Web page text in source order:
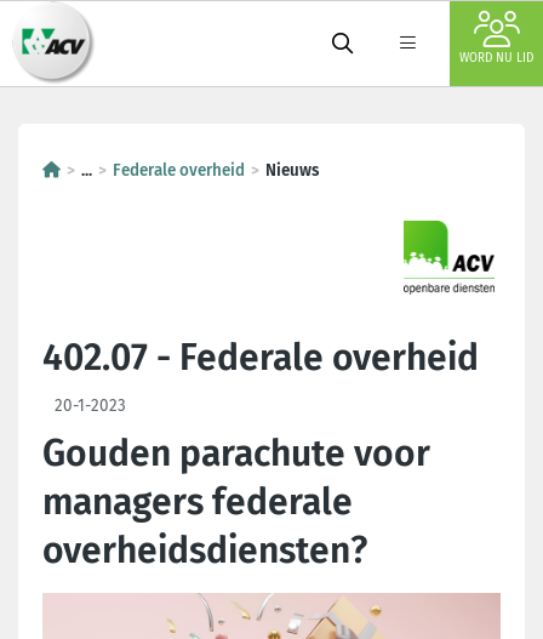
WORD NU LID
... Federale overheid Nieuws
402.07 - Federale overheid
20-1-2023
Gouden parachute voor
managers federale
overheidsdiensten?